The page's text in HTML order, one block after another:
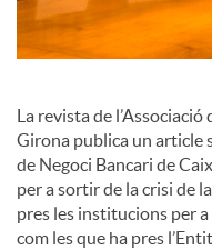
a
l
s
La revista de
Girona publica un article
de Negoci Bancari de
per a sortir de la crisi de
pres les institucions per
com les que ha pres